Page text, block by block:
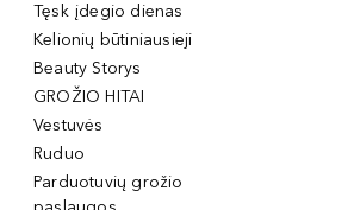
Tęsk įdegio dienas
Kelionių būtiniausieji
Beauty Storys
GROŽIO HITAI
Vestuvės
Ruduo
Parduotuvių grožio